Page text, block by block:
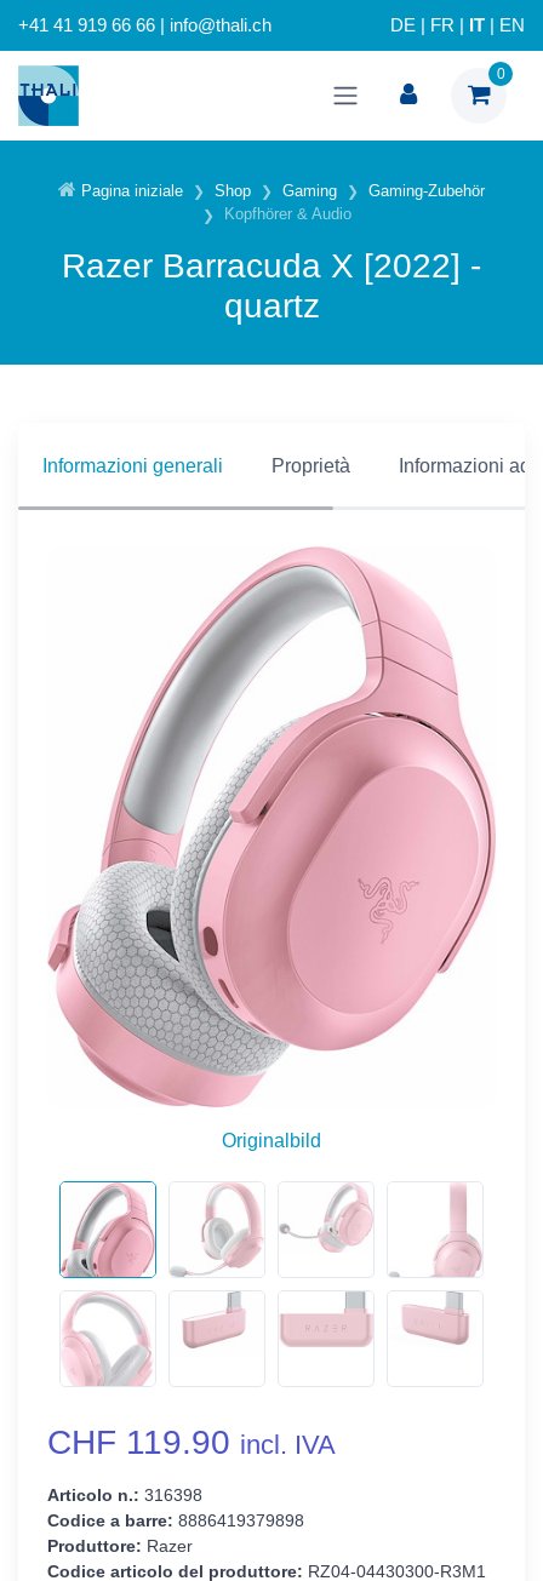
+41 41 919 66 66 | info@thali.ch DE FR IT EN
0
Pagina iniziale Shop Gaming
Gaming-Zubehör
Kopfhörer & Audio
Razer Barracuda X [2022] -
quartz
Informazioni generali Proprietà Informazioni
Originalbild
CHF 119.90 incl. IVA
Articolo n.: 316398
Codice a barre: 8886419379898
Produttore: Razer
Codice articolo del produttore: RZ04-04430300-R3M1